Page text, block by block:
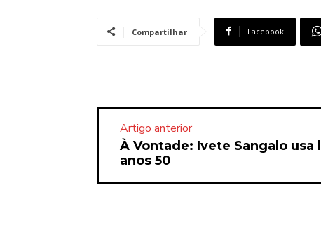
Compartilhar Facebook
Artigo anterior
À Vontade: Ivete Sangalo
anos 50